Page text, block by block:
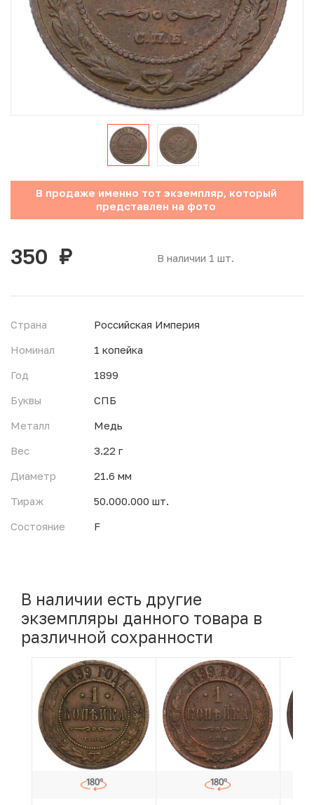
Юбилейные монеты Банка России (с 1999 года)
Памятные и инвестиционные монеты СССР и России
Иностранные монеты
Неофициальные выпуски монет (Unusual)
Античные и средневековые монеты
Наборы монет
Инвестиционные монеты
В продаже именно тот экземпляр, который
представлен на фото
В наличии 1 шт.
350 руб.
Страна
Российская Империя
Номинал
1 копейка
Год
1899
Буквы
СПБ
Металл
Медь
Вес
3.22 г
Диаметр
21.6 мм
Тираж
50.000.000 шт.
Состояние
F
В наличии есть другие
экземпляры данного товара в
различной сохранности